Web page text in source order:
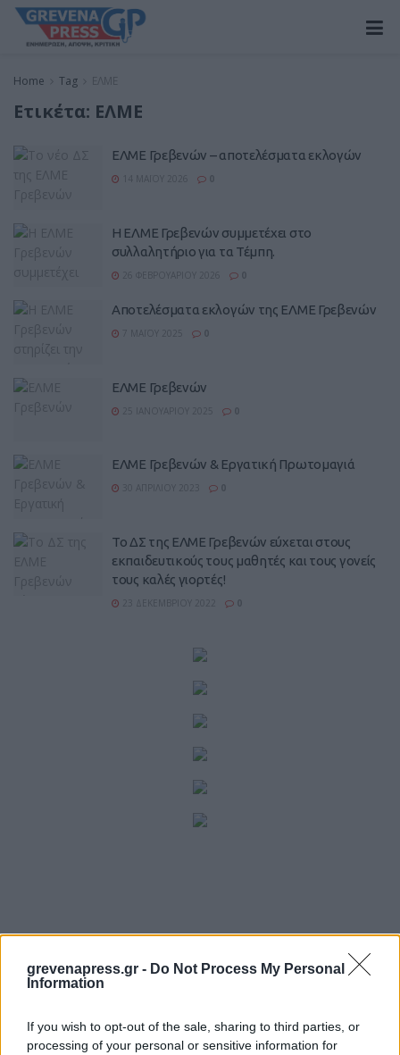
grevenapress.gr - Do Not Process My Personal
Information
If you wish to opt-out of the sale, sharing to third parties, or
processing of your personal or sensitive information for
Home Tag ΕΛΜΕ
Ετικέτα: ΕΛΜΕ
ΕΛΜΕ Γρεβενών – αποτελέσματα εκλογών
0
Η ΕΛΜΕ Γρεβενών συμμετέχει στο
συλλαλητήριο για τα Τέμπη.
0
Αποτελέσματα εκλογών της ΕΛΜΕ Γρεβενών
0
ΕΛΜΕ Γρεβενών
0
ΕΛΜΕ Γρεβενών & Εργατική Πρωτομαγιά
0
Το ΔΣ της ΕΛΜΕ Γρεβενών εύχεται στους
εκπαιδευτικούς τους μαθητές και τους γονείς
τους καλές γιορτές!
0